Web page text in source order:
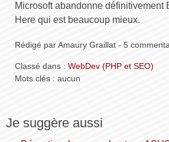
Microsoft abandonne définitivement
Here qui est beaucoup mieux.
Rédigé par Amaury Graillat - 5
Classé dans : WebDev (PHP et SEO)
Mots clés : aucun
Je suggère aussi